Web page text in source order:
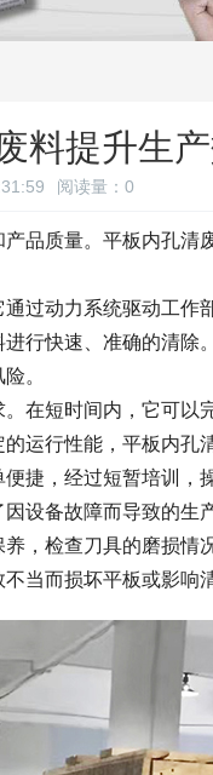
料提升生
阅读量： 0
品质量。平板内孔清
过动力系统驱动工作
行快速、准确的清除
。
在短时间内，它可以
运行性能，平板内孔
捷，经过短暂培训，
设备故障而导致的生
，检查刀具的磨损情
当而损坏平板或影响